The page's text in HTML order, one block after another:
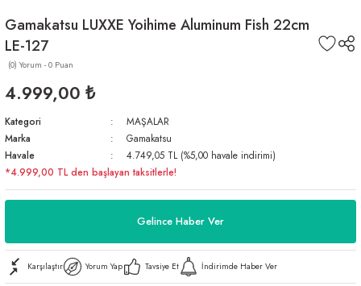
MİSİNALAR
Gamakatsu LUXXE Yoihime Aluminum Fish 22cm
LE-127
(0) Yorum - 0 Puan
4.999,00 ₺
Kategori
MAŞALAR
Marka
Gamakatsu
Havale
4.749,05 TL (%5,00 havale indirimi)
*4.999,00 TL den başlayan taksitlerle!
Gelince Haber Ver
Karşılaştır Yorum Yap Tavsiye Et İndirimde Haber Ver